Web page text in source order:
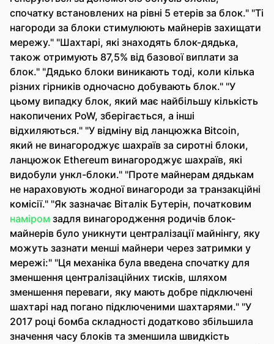
спочатку встановлених на рівні 5 етерів за блок." "Ті
нагороди за блоки стимулюють майнерів захищати
мережу." "Шахтарі, які знаходять блок-дядька,
також отримують 87,5% від базової виплати за
блок." "Дядько блоки виникають тоді, коли кілька
різних гірників одночасно добувають блок." "У
цьому випадку блок, який має найбільшу кількість
накопичених PoW, зберігається, а інші
відхиляються." "У відміну від ланцюжка Bitcoin,
який не винагороджує шахраїв за сиротні блоки,
ланцюжок Ethereum винагороджує шахраїв, які
видобули ункл-блоки." "Проте майнерам дядькам
не нараховують жодної винагороди за транзакційні
комісії." "Як зазначає Віталік Бутерін, початковим
наміром задля винагородження родичів блок-
майнерів було уникнути централізації майнінгу, яку
можуть зазнати менші майнери через затримки у
мережі:" "Ця механіка була введена спочатку для
зменшення централізаційних тисків, шляхом
зменшення переваги, яку мають добре підключені
шахтарі над погано підключеними шахтарями." "У
2017 році бомба складності додатково збільшила
значення часу блоків та зменшила швидкість